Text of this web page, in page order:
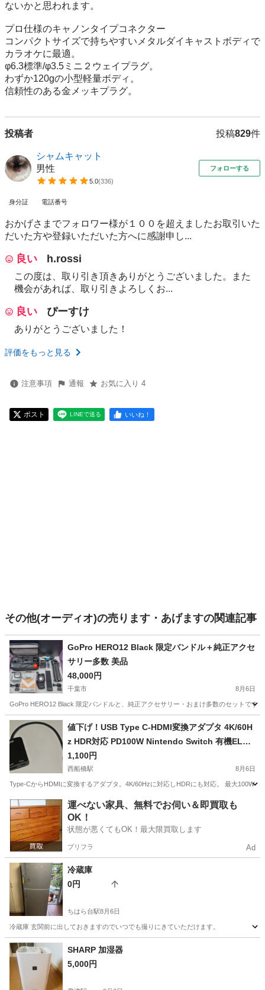
ないかと思われます。
プロ仕様のキャノンタイプコネクター
コンパクトサイズで持ちやすいメタルダイキャストボディで
カラオケに最適。
φ6.3標準/φ3.5ミニ２ウェイプラグ。
わずか120gの小型軽量ボディ。
信頼性のある金メッキプラグ。
投稿者 投稿829件
シャムキャット
男性
5.0(336)
フォローする
身分証 電話番号
おかげさまでフォロワー様が１００を超えましたお取引いた
だいた方や登録いただいた方へに感謝申し...
良い h.rossi
この度は、取り引き頂きありがとうございました。また
機会があれば、取り引きよろしくお...
良い ぴーすけ
ありがとうございました！
評価をもっと見る
注意事項 通報 お気に入り 4
ポスト LINEで送る いいね！
その他(オーディオ)の売ります・あげますの関連記事
GoPro HERO12 Black 限定バンドル＋純正アクセ
サリー多数 美品
48,000円
千葉市 8月6日
GoPro HERO12 Black 限定バンドルと、純正アクセサリー・おまけ多数のセットです
千葉 千葉市 ビデオカメラ、ムービーカメラ
値下げ！USB Type C-HDMI変換アダプタ 4K/60H
z HDR対応 PD100W Nintendo Switch 有機ELモ
デル対応■MacBook iPad Pro Air 画面 拡張 複製■
ケーブル長20cmブラック
1,100円
西船橋駅 8月6日
Type-CからHDMIに変換するアダプタ。4K/60Hzに対応しHDRにも対応。 最大100W
千葉 船橋市 西船橋駅 その他
運べない家具、無料でお伺い＆即買取も
OK！
状態が悪くてもOK！最大限買取します
プリフラ Ad
冷蔵庫
0円
ちはら台駅8月6日
冷蔵庫 玄関前に出しておきますのでいつでも撮りにきていただけます。
千葉 市原市 ちはら台駅 キッチン家電
SHARP 加湿器
5,000円